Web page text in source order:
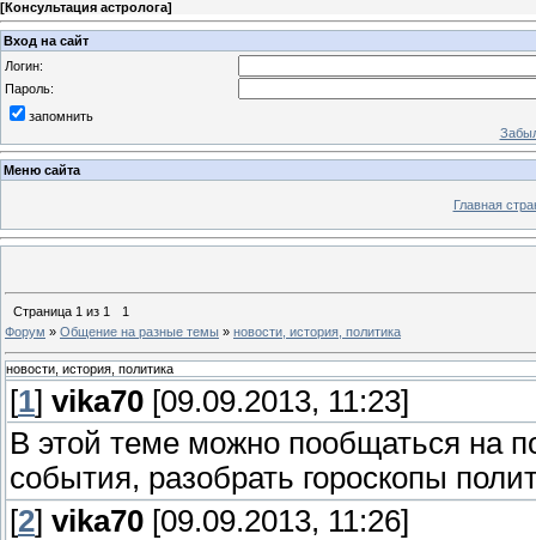
[Консультация астролога]
Вход на сайт
Логин:
Пароль:
запомнить
Меню сайта
Главная
Страница 1 из 1
1
Форум » Общение на разные темы » новости, история, политика
новости, история, политика
[1] vika70 [09.09.2013, 11:23]
В этой теме можно пообщаться на
события, разобрать гороскопы
[2] vika70 [09.09.2013, 11:26]